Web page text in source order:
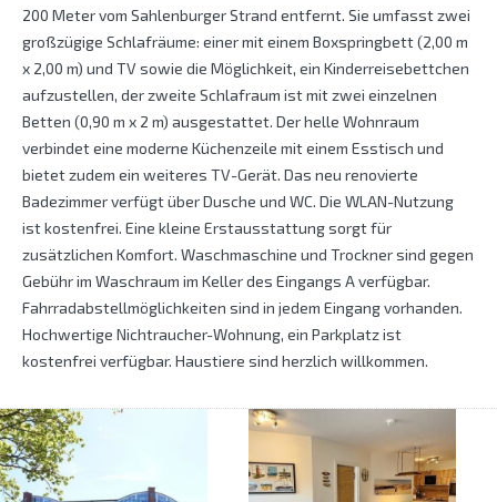
200 Meter vom Sahlenburger Strand entfernt. Sie umfasst zwei
großzügige Schlafräume: einer mit einem Boxspringbett (2,00 m
x 2,00 m) und TV sowie die Möglichkeit, ein Kinderreisebettchen
aufzustellen, der zweite Schlafraum ist mit zwei einzelnen
Betten (0,90 m x 2 m) ausgestattet. Der helle Wohnraum
verbindet eine moderne Küchenzeile mit einem Esstisch und
bietet zudem ein weiteres TV-Gerät. Das neu renovierte
Badezimmer verfügt über Dusche und WC. Die WLAN-Nutzung
ist kostenfrei. Eine kleine Erstausstattung sorgt für
zusätzlichen Komfort. Waschmaschine und Trockner sind gegen
Gebühr im Waschraum im Keller des Eingangs A verfügbar.
Fahrradabstellmöglichkeiten sind in jedem Eingang vorhanden.
Hochwertige Nichtraucher-Wohnung, ein Parkplatz ist
kostenfrei verfügbar. Haustiere sind herzlich willkommen.